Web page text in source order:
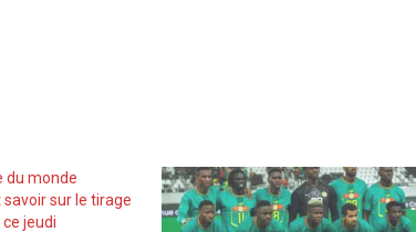
du monde
sur le tirage
jeudi